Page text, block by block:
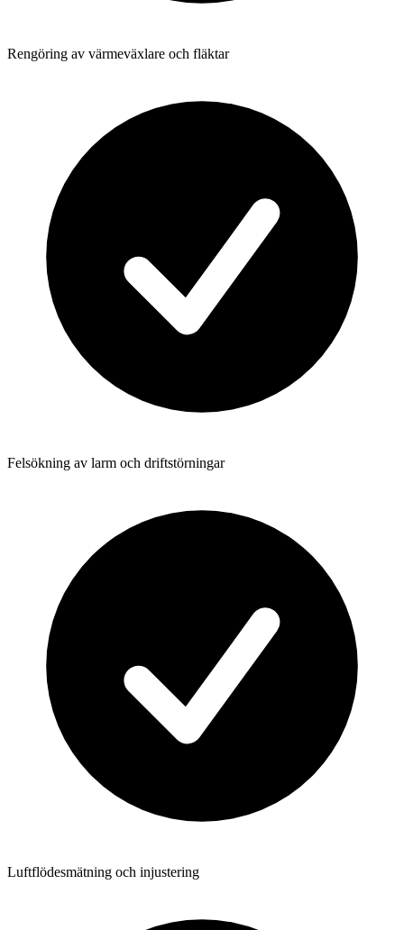
Rengöring av värmeväxlare och fläktar
Felsökning av larm och driftstörningar
Luftflödesmätning och injustering